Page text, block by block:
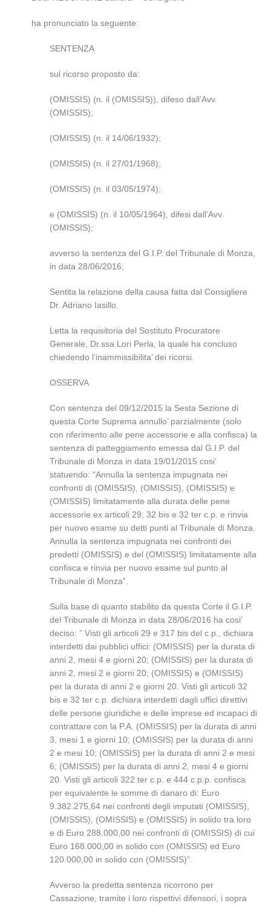
ha pronunciato la seguente:
SENTENZA
sul ricorso proposto da:
(OMISSIS) (n. il (OMISSIS)), difeso dall’Avv.
(OMISSIS);
(OMISSIS) (n. il 14/06/1932);
(OMISSIS) (n. il 27/01/1968);
(OMISSIS) (n. il 03/05/1974);
e (OMISSIS) (n. il 10/05/1964), difesi dall’Avv.
(OMISSIS);
avverso la sentenza del G.I.P. del Tribunale di Monza,
in data 28/06/2016;
Sentita la relazione della causa fatta dal Consigliere
Dr. Adriano Iasillo.
Letta la requisitoria del Sostituto Procuratore
Generale, Dr.ssa Lori Perla, la quale ha concluso
chiedendo l’inammissibilita’ dei ricorsi.
OSSERVA
Con sentenza del 09/12/2015 la Sesta Sezione di
questa Corte Suprema annullo’ parzialmente (solo
con riferimento alle pene accessorie e alla confisca) la
sentenza di patteggiamento emessa dal G.I.P. del
Tribunale di Monza in data 19/01/2015 cosi’
statuendo: “Annulla la sentenza impugnata nei
confronti di (OMISSIS), (OMISSIS), (OMISSIS) e
(OMISSIS) limitatamente alla durata delle pene
accessorie ex articoli 29, 32 bis e 32 ter c.p. e rinvia
per nuovo esame su detti punti al Tribunale di Monza.
Annulla la sentenza impugnata nei confronti dei
predetti (OMISSIS) e del (OMISSIS) limitatamente alla
confisca e rinvia per nuovo esame sul punto al
Tribunale di Monza”.
Sulla base di quanto stabilito da questa Corte il G.I.P.
del Tribunale di Monza in data 28/06/2016 ha cosi’
deciso: ” Visti gli articoli 29 e 317 bis del c.p., dichiara
interdetti dai pubblici uffici: (OMISSIS) per la durata di
anni 2, mesi 4 e giorni 20; (OMISSIS) per la durata di
anni 2, mesi 2 e giorni 20; (OMISSIS) e (OMISSIS)
per la durata di anni 2 e giorni 20. Visti gli articoli 32
bis e 32 ter c.p. dichiara interdetti dagli uffici direttivi
delle persone giuridiche e delle imprese ed incapaci di
contrattare con la P.A. (OMISSIS) per la durata di anni
3, mesi 1 e giorni 10; (OMISSIS) per la durata di anni
2 e mesi 10; (OMISSIS) per la durata di anni 2 e mesi
6; (OMISSIS) per la durata di anni 2, mesi 4 e giorni
20. Visti gli articoli 322 ter c.p. e 444 c.p.p. confisca
per equivalente le somme di danaro di: Euro
9.382.275,64 nei confronti degli imputati (OMISSIS),
(OMISSIS), (OMISSIS) e (OMISSIS) in solido tra loro
e di Euro 288.000,00 nei confronti di (OMISSIS) di cui
Euro 168.000,00 in solido con (OMISSIS) ed Euro
120.000,00 in solido con (OMISSIS)”.
Avverso la predetta sentenza ricorrono per
Cassazione, tramite i loro rispettivi difensori, i sopra